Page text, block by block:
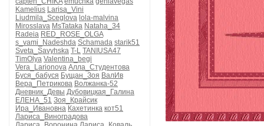
Kamelius Larisa_Vini
Liudmila_Sceglova lola-malvina
Mirosslava MsTataka Nataha_34
Radeia RED_ROSE_OLGA
s_vami_Nadeshda Schamada starik51
Sveta_Savyhska T-L TANIUSA47
TimOlya Valentina_begi
Vera_Larionova Алла_Студентова
Буся_бабуся Бущан_Зоя ВалИв
Вера_Петрикова Волжанка-52
Дневник_Девы Дубовицкая_Галина
ЕЛЕНА_51 Зоя_Крайсик
Ира_Ивановна Кахетинка кот51
Лариса_Виноградова